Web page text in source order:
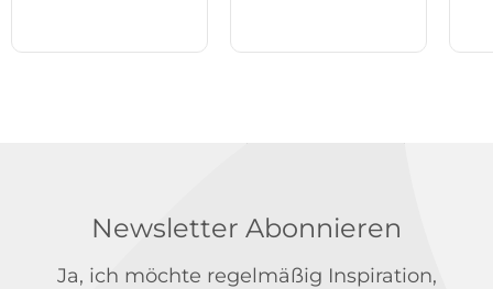
Newsletter Abonnieren
Ja, ich möchte regelmäßig Inspiration,